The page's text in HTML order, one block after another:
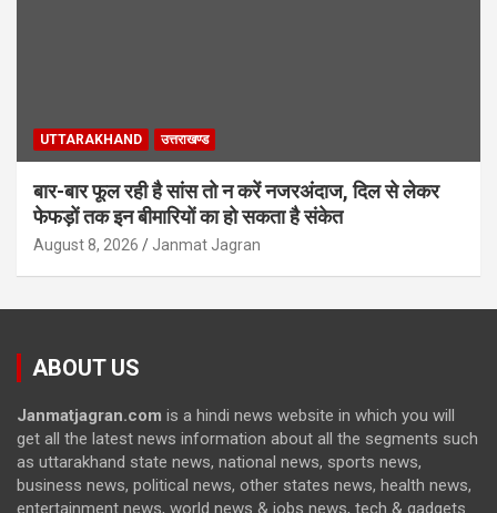
UTTARAKHAND उत्तराखण्ड
बार-बार फूल रही है सांस तो न करें नजरअंदाज, दिल से लेकर
फेफड़ों तक इन बीमारियों का हो सकता है संकेत
August 8, 2026 Janmat Jagran
ABOUT US
Janmatjagran.com is a hindi news website in which you will
get all the latest news information about all the segments such
as uttarakhand state news, national news, sports news,
business news, political news, other states news, health news,
entertainment news, world news & jobs news, tech & gadgets